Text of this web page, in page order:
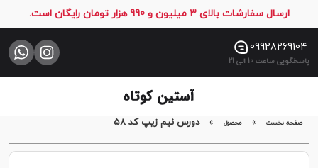
ارسال سفارشات بالای 3 میلیون و 990 هزار تومان رایگان است.
09928269104
پاسخگویی ساعت 10 الی 21
صفحه
نخست
فروشگاه
صفحه نخست » محصول » دورس نیم زیپ کد ۵8